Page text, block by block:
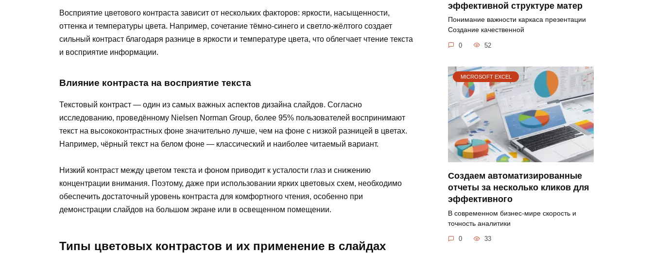
Восприятие цветового контраста зависит от нескольких факторов: яркости, насыщенности,
оттенка и температуры цвета. Например, сочетание тёмно-синего и светло-жёлтого создает
сильный контраст благодаря разнице в яркости и температуре цвета, что облегчает чтение текста
и восприятие информации.
Влияние контраста на восприятие текста
Текстовый контраст — один из самых важных аспектов дизайна слайдов. Согласно
исследованию, проведённому Nielsen Norman Group, более 95% пользователей воспринимают
текст на высококонтрастных фоне значительно лучше, чем на фоне с низкой разницей в цветах.
Например, чёрный текст на белом фоне — классический и наиболее читаемый вариант.
Низкий контраст между цветом текста и фоном приводит к усталости глаз и снижению
концентрации внимания. Поэтому, даже при использовании ярких цветовых схем, необходимо
обеспечить достаточный уровень контраста для комфортного чтения, особенно при
демонстрации слайдов на большом экране или в освещенном помещении.
Типы цветовых контрастов и их применение в слайдах
эффективной структуре матер
Понимание важности каркаса презентации
Создание качественной
0 52
MICROSOFT EXCEL
Создаем автоматизированные
отчеты за несколько кликов для
эффективного
В современном бизнес-мире скорость и
точность аналитики
0 33